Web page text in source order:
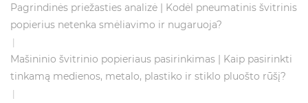
Pagrindinės priežasties analizė | Kodėl pneumatinis švitrinis
popierius netenka smėliavimo ir nugaruoja?
Mašininio švitrinio popieriaus pasirinkimas | Kaip pasirinkti
tinkamą medienos, metalo, plastiko ir stiklo pluošto rūšį?